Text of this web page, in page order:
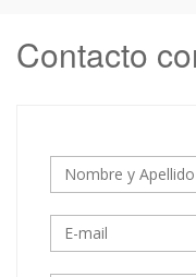
Contacto